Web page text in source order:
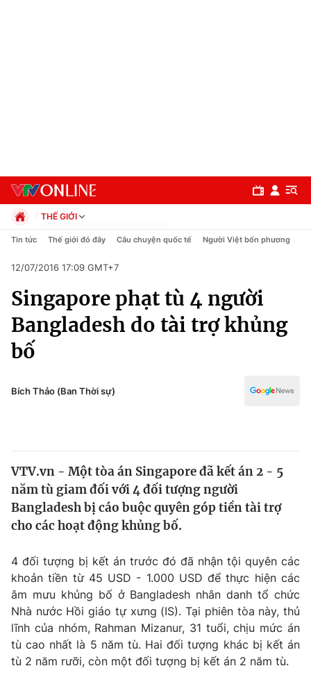
Chuyên mục
Chính trị
Xã hội
Pháp luật
Thế giới
Tin tức
Thế giới đó đây
Câu chuyện quốc tế
Kinh tế
Thị trường
Góc doanh nghiệp
Dữ liệu và đời sống
Truyền hình
Phim VTV
Hậu trường
Giải trí
Điện ảnh
THẾ GIỚI
Chính trị
Pháp luật
Kinh tế
Thể thao
Truyền hình
Công nghệ
Tin tức Thế giới đó đây Câu chuyện quốc tế Người Việt bốn phương
12/07/2016 17:09 GMT+7
Singapore phạt tù 4 người
Bangladesh do tài trợ khủng
bố
Bích Thảo (Ban Thời sự)
VTV.vn - Một tòa án Singapore đã kết án 2 - 5
năm tù giam đối với 4 đối tượng người
Bangladesh bị cáo buộc quyên góp tiền tài trợ
cho các hoạt động khủng bố.
4 đối tượng bị kết án trước đó đã nhận tội quyên các
khoản tiền từ 45 USD - 1.000 USD để thực hiện các
âm mưu khủng bố ở Bangladesh nhân danh tổ chức
Nhà nước Hồi giáo tự xưng (IS). Tại phiên tòa này, thủ
lĩnh của nhóm, Rahman Mizanur, 31 tuổi, chịu mức án
tù cao nhất là 5 năm tù. Hai đối tượng khác bị kết án
tù 2 năm rưỡi, còn một đối tượng bị kết án 2 năm tù.